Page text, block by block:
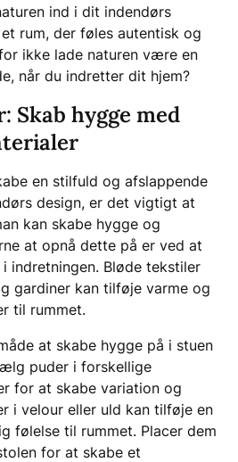
ind i dit indendørs
rum, der føles autentisk og
ikke lade naturen være en
når du indretter dit hjem?
Skab hygge med
en stilfuld og afslappende
design, er det vigtigt at
kan skabe hygge og
at opnå dette på er ved at
indretningen. Bløde tekstiler
gardiner kan tilføje varme og
til rummet.
at skabe hygge på i stuen
puder i forskellige
for at skabe variation og
i velour eller uld kan tilføje en
følelse til rummet. Placer dem
for at skabe et